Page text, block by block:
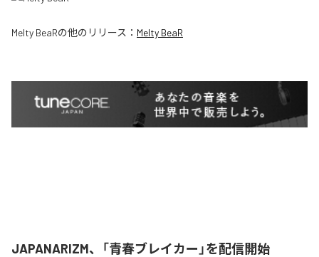
Melty BeaRの他のリリース： Melty BeaR
JAPANARIZM、「青春ブレイカー」を配信開始